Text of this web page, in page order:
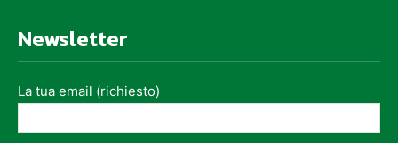
Newsletter
La tua email (richiesto)